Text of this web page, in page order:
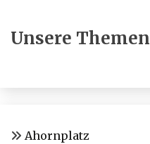
Unsere Themen
Ahornplatz